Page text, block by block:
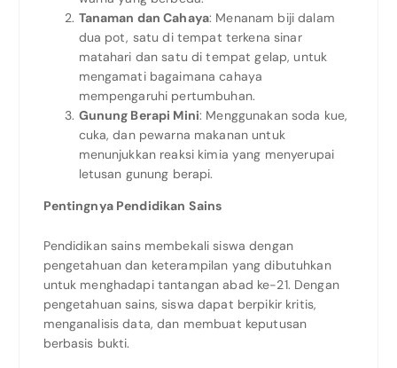
Tanaman dan Cahaya: Menanam biji dalam
dua pot, satu di tempat terkena sinar
matahari dan satu di tempat gelap, untuk
mengamati bagaimana cahaya
mempengaruhi pertumbuhan.
Gunung Berapi Mini: Menggunakan soda kue,
cuka, dan pewarna makanan untuk
menunjukkan reaksi kimia yang menyerupai
letusan gunung berapi.
Pentingnya Pendidikan Sains
Pendidikan sains membekali siswa dengan
pengetahuan dan keterampilan yang dibutuhkan
untuk menghadapi tantangan abad ke-21. Dengan
pengetahuan sains, siswa dapat berpikir kritis,
menganalisis data, dan membuat keputusan
berbasis bukti.